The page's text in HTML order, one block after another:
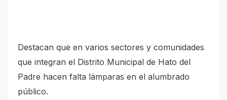
Destacan que en varios sectores y comunidades
que integran el Distrito Municipal de Hato del
Padre hacen falta lámparas en el alumbrado
público.